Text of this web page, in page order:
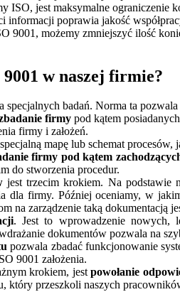
ISO, jest maksymalne ograniczenie
informacji poprawia jakość
9001, możemy zmniejszyć ilość
w naszej firmie?
specjalnych badań. Norma ta
firmy pod kątem
firmy i założeń.
mapę lub schemat
firmy pod kątem
do stworzenia procedur.
jest trzecim krokiem. Na podstawie
dla firmy. Później oceniamy, w
na zarządzenie taką dokumentacją
. Jest to wprowadzenie nowych,
dokumentów pozwala na
pozwala zbadać funkcjonowanie
9001 założenia.
krokiem, jestpowołanie
który przeszkoli naszych